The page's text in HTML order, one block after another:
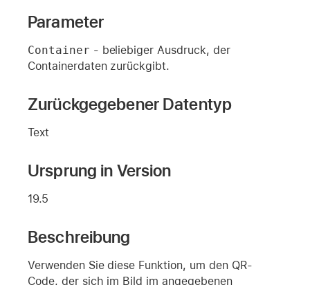
Parameter
Container - beliebiger Ausdruck, der
Containerdaten zurückgibt.
Zurückgegebener Datentyp
Text
Ursprung in Version
19.5
Beschreibung
Verwenden Sie diese Funktion, um den QR-
Code, der sich im Bild im angegebenen